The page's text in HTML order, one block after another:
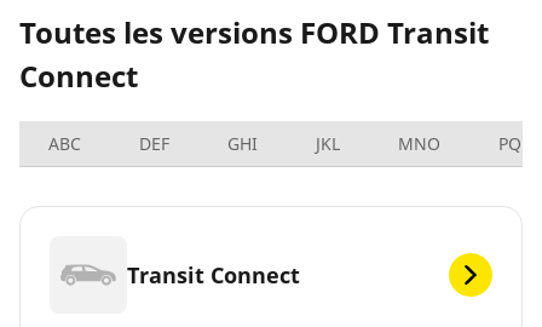
Toutes les versions FORD Transit
Connect
ABC DEF GHI JKL MNO PQRS
Transit Connect